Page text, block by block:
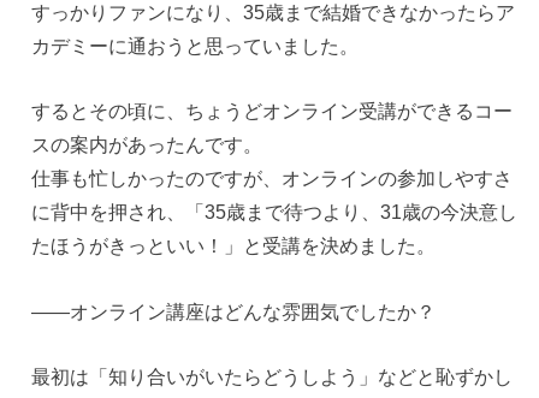
すっかりファンになり、35歳まで結婚できなかったらア
カデミーに通おうと思っていました。
するとその頃に、ちょうどオンライン受講ができるコー
スの案内があったんです。
仕事も忙しかったのですが、オンラインの参加しやすさ
に背中を押され、「35歳まで待つより、31歳の今決意し
たほうがきっといい！」と受講を決めました。
——オンライン講座はどんな雰囲気でしたか？
最初は「知り合いがいたらどうしよう」などと恥ずかし